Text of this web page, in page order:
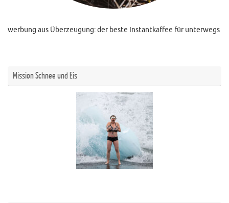
werbung aus Überzeugung: der beste Instantkaffee für unterwegs
Mission Schnee und Eis